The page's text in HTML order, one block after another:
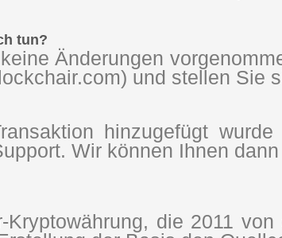
tun?
Änderungen
und stellen Sie
hinzugefügt
Wir können Ihnen
die 2011